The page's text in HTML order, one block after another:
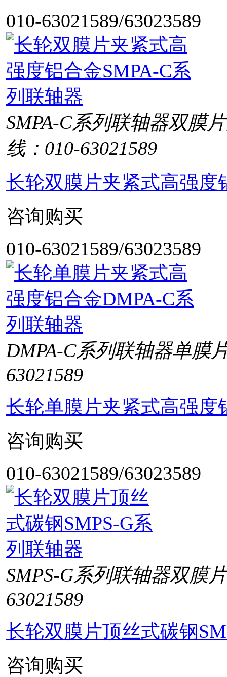
010-63021589/63023589
SMPA-C系列联轴器双膜
线：010-63021589
长轮双膜片夹紧式高强度
咨询购买
010-63021589/63023589
DMPA-C系列联轴器单膜
63021589
长轮单膜片夹紧式高强度
咨询购买
010-63021589/63023589
SMPS-G系列联轴器双膜
63021589
长轮双膜片顶丝式碳钢
咨询购买